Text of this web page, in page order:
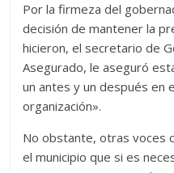
Por la firmeza del
decisión de mantener la
hicieron, el secretario de
Asegurado, le aseguró
un antes y un después en
organización».
No obstante, otras voces
el municipio que si es